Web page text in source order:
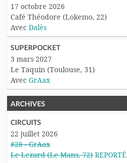
17 octobre 2026
Café Théodore (Lokemo, 22)
Avec Dalès
SUPERPOCKET
3 mars 2027
Le Taquin (Toulouse, 31)
Avec GrAax
ARCHIVES
CIRCUITS
22 juillet 2026
#28 - GrAax
Le Lezard (Le Mans, 72) REPORTÉ